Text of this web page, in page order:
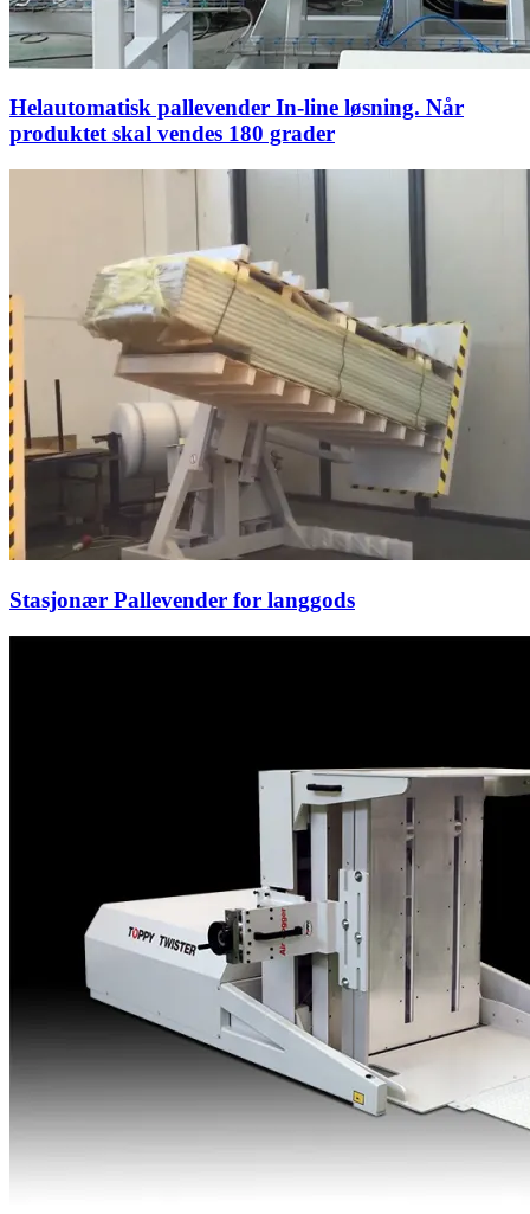
Helautomatisk pallevender In-line løsning. Når
produktet skal vendes 180 grader
Stasjonær Pallevender for langgods